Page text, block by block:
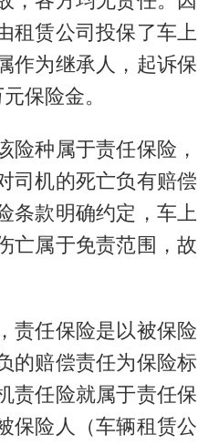
租赁公司投保了车上
作为继承人，起诉保
保险金。
险种属于责任保险，
司机的死亡负有赔偿
条款明确约定，车上
亡属于免责范围，故
，责任保险是以被保险
的赔偿责任为保险标
责任险就属于责任保
保险人（车辆租赁公